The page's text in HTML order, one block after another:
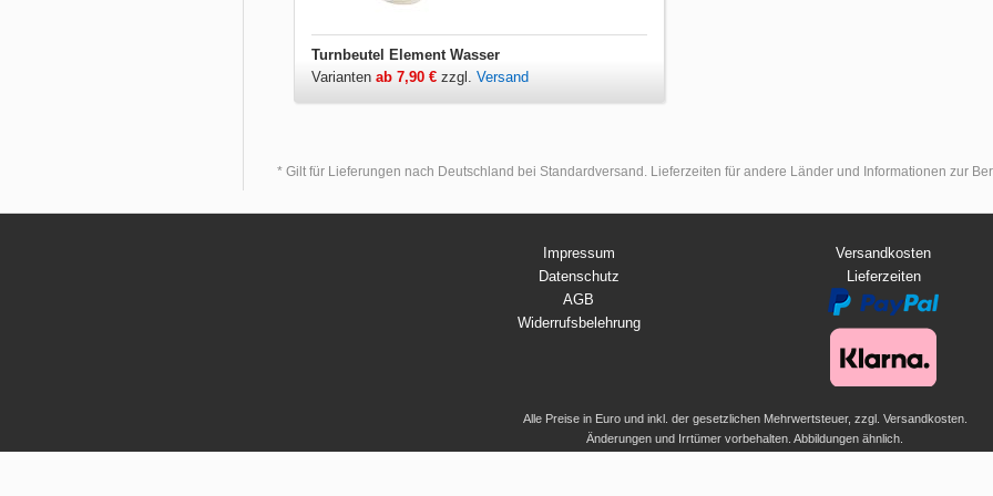
Turnbeutel Element Wasser
Varianten ab 7,90 € zzgl. Versand
* Gilt für Lieferungen nach Deutschland bei Standardversand. Lieferzeiten für andere Länder und Informationen zur
Impressum
Datenschutz
AGB
Widerrufsbelehrung
Versandkosten
Lieferzeiten
Alle Preise in Euro und inkl. der gesetzlichen Mehrwertsteuer, zzgl. Versandkosten.
Änderungen und Irrtümer vorbehalten. Abbildungen ähnlich.